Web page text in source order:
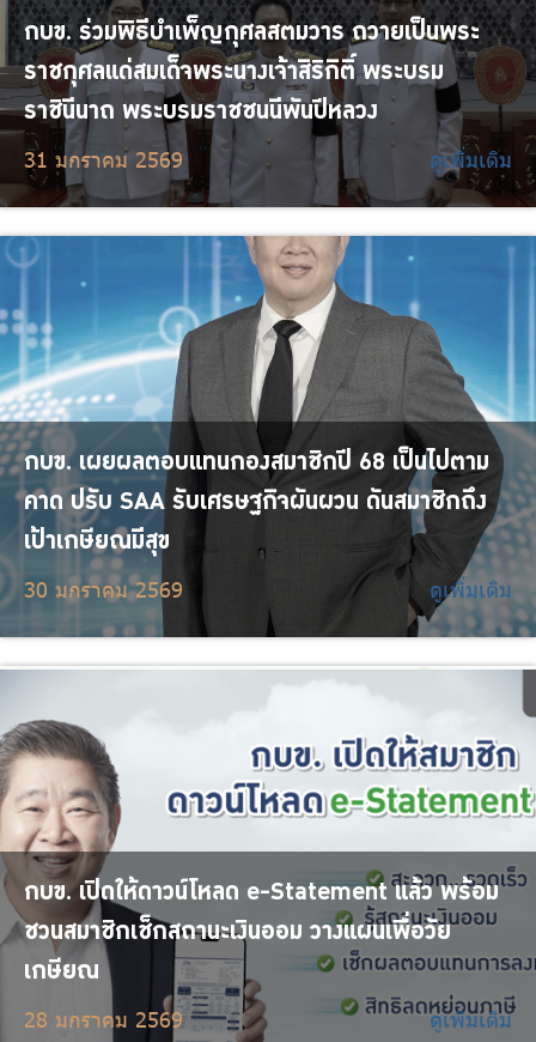
กบข. ร่วมพิธีบำเพ็ญกุศลสตมวาร ถวายเป็นพระ
ราชกุศลแด่สมเด็จพระนางเจ้าสิริกิติ์ พระบรม
ราชินีนาถ พระบรมราชชนนีพันปีหลวง
31 มกราคม 2569 ดูเพิ่มเติม
กบข. เผยผลตอบแทนกองสมาชิกปี 68 เป็นไปตาม
คาด ปรับ SAA รับเศรษฐกิจผันผวน ดันสมาชิกถึง
เป้าเกษียณมีสุข
30 มกราคม 2569 ดูเพิ่มเติม
กบข. เปิดให้ดาวน์โหลด e-Statement แล้ว พร้อม
ชวนสมาชิกเช็กสถานะเงินออม วางแผนเพื่อวัย
เกษียณ
28 มกราคม 2569 ดูเพิ่มเติม